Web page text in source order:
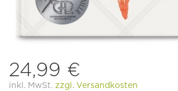
24,99 €
inkl. MwSt. zzgl. Versandkosten